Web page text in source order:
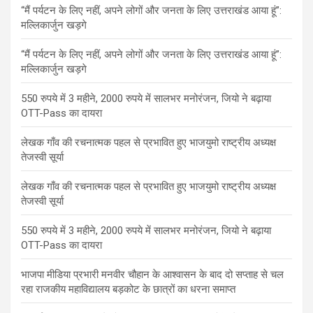
“मैं पर्यटन के लिए नहीं, अपने लोगों और जनता के लिए उत्तराखंड आया हूं”:
मल्लिकार्जुन खड़गे
“मैं पर्यटन के लिए नहीं, अपने लोगों और जनता के लिए उत्तराखंड आया हूं”:
मल्लिकार्जुन खड़गे
550 रुपये में 3 महीने, 2000 रुपये में सालभर मनोरंजन, जियो ने बढ़ाया
OTT-Pass का दायरा
लेखक गाँव की रचनात्मक पहल से प्रभावित हुए भाजयुमो राष्ट्रीय अध्यक्ष
तेजस्वी सूर्या
लेखक गाँव की रचनात्मक पहल से प्रभावित हुए भाजयुमो राष्ट्रीय अध्यक्ष
तेजस्वी सूर्या
550 रुपये में 3 महीने, 2000 रुपये में सालभर मनोरंजन, जियो ने बढ़ाया
OTT-Pass का दायरा
भाजपा मीडिया प्रभारी मनवीर चौहान के आश्वासन के बाद दो सप्ताह से चल
रहा राजकीय महाविद्यालय बड़कोट के छात्रों का धरना समाप्त